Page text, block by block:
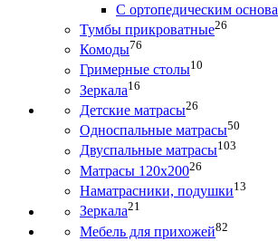
С ортопедическим
Тумбы прикроватные26
Комоды76
Гримерные столы10
Зеркала16
Детские матрасы26
Односпальные матрасы50
Двуспальные матрасы103
Матрасы 120х20026
Наматрасники, подушки13
Зеркала21
Мебель для прихожей82